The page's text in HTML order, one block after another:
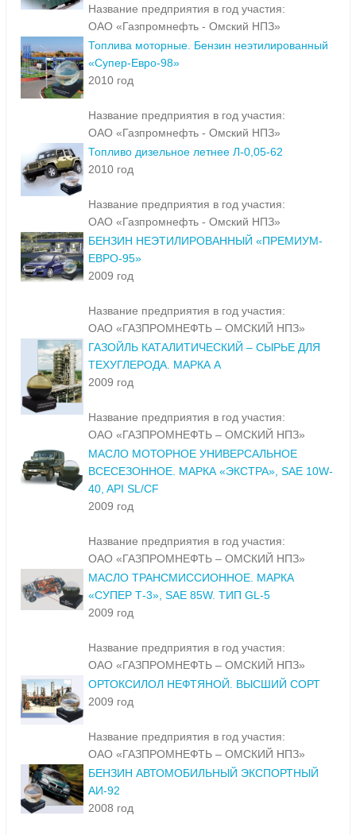
Название предприятия в год участия:
ОАО «Газпромнефть - Омский НПЗ»
Топлива моторные. Бензин неэтилированный
«Супер-Евро-98»
Название предприятия в год участия:
ОАО «Газпромнефть - Омский НПЗ»
Топливо дизельное летнее Л-0,05-62
Название предприятия в год участия:
ОАО «Газпромнефть - Омский НПЗ»
БЕНЗИН НЕЭТИЛИРОВАННЫЙ «ПРЕМИУМ-
ЕВРО-95»
Название предприятия в год участия:
ОАО «ГАЗПРОМНЕФТЬ – ОМСКИЙ НПЗ»
ГАЗОЙЛЬ КАТАЛИТИЧЕСКИЙ – СЫРЬЕ ДЛЯ
ТЕХУГЛЕРОДА. МАРКА А
Название предприятия в год участия:
ОАО «ГАЗПРОМНЕФТЬ – ОМСКИЙ НПЗ»
МАСЛО МОТОРНОЕ УНИВЕРСАЛЬНОЕ
ВСЕСЕЗОННОЕ. МАРКА «ЭКСТРА», SAE 10W-
40, API SL/CF
Название предприятия в год участия:
ОАО «ГАЗПРОМНЕФТЬ – ОМСКИЙ НПЗ»
МАСЛО ТРАНСМИССИОННОЕ. МАРКА
«СУПЕР Т-3», SAE 85W. ТИП GL-5
Название предприятия в год участия:
ОАО «ГАЗПРОМНЕФТЬ – ОМСКИЙ НПЗ»
ОРТОКСИЛОЛ НЕФТЯНОЙ. ВЫСШИЙ СОРТ
Название предприятия в год участия:
ОАО «ГАЗПРОМНЕФТЬ – ОМСКИЙ НПЗ»
БЕНЗИН АВТОМОБИЛЬНЫЙ ЭКСПОРТНЫЙ
АИ-92